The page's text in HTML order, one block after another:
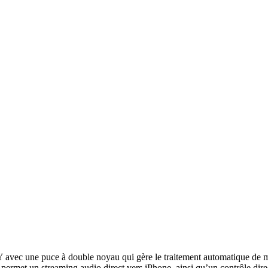
une puce à double noyau qui gère le traitement automatique de